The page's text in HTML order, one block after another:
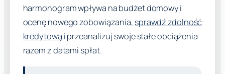
harmonogram wpływa na budżet domowy i
ocenę nowego zobowiązania, sprawdź zdolność
kredytową i przeanalizuj swoje stałe obciążenia
razem z datami spłat.